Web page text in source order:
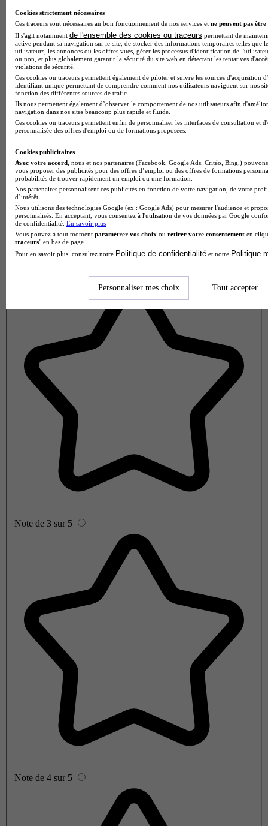
Note de 1 sur 5
Note de 3 sur 5
Note de 4 sur 5
Cookies strictement nécessaires
Ces traceurs sont nécessaires au bon fonctionnement de nos services et ne peuvent pas être
Il s'agit notamment de l'ensemble des cookies ou traceurs permettant de
active pendant sa navigation sur le site, de stocker des informations temporaires telles que
utilisateurs, les annonces ou les offres vues, gérer les processus d'identification de
ou non, et plus globalement garantir la sécurité du site web en détectant les tentatives
violations de sécurité.
Ces cookies ou traceurs permettent également de piloter et suivre les sources d'acquisition
identifiant unique permettant de comprendre comment nos utilisateurs naviguent sur nos
fonction des différentes sources de trafic.
Ils nous permettent également d’observer le comportement de nos utilisateurs afin
navigation dans nos sites beaucoup plus rapide et fluide.
Ces cookies ou traceurs permettent enfin de personnaliser les interfaces de consultation et
personnalisée des offres d'emploi ou de formations proposées.
Cookies publicitaires
Avec votre accord , nous et nos partenaires (Facebook, Google Ads, Critéo, Bing,)
vous proposer des publicités pour des offres d’emploi ou des offres de formations
probabilités de trouver rapidement un emploi ou une formation.
Nos partenaires personnalisent ces publicités en fonction de votre navigation, de votre
d’intérêt.
Nous utilisons des technologies Google (ex : Google Ads) pour mesurer l'audience et
personnalisés. En acceptant, vous consentez à l'utilisation de vos données par Google
de confidentialité. En savoir plus
Vous pouvez à tout moment paramétrer vos choix ou retirer votre consentement en
traceurs" en bas de page.
Pour en savoir plus, consultez notre Politique de confidentialité et notre Politique
Personnaliser mes choix Tout accepter